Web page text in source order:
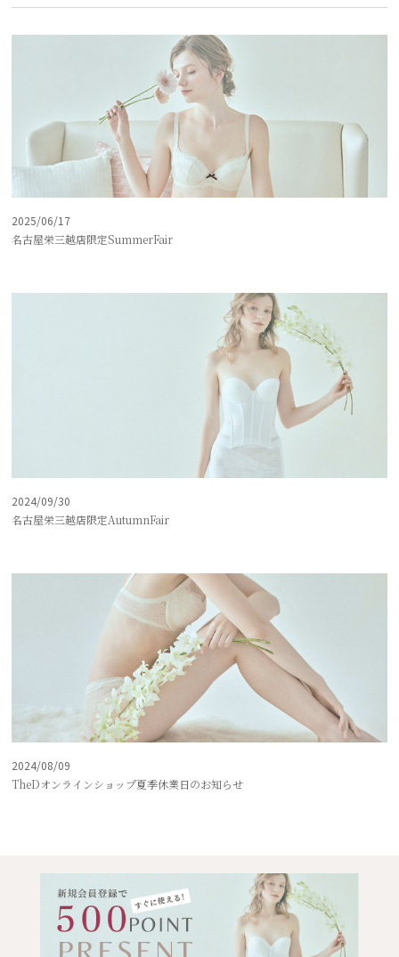
2025/06/17
名古屋栄三越店限定SummerFair
2024/09/30
名古屋栄三越店限定AutumnFair
2024/08/09
TheDオンラインショップ夏季休業日のお知らせ